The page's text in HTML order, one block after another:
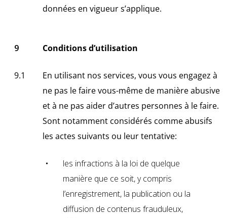
données en vigueur s’applique.
Conditions d’utilisation
En utilisant nos services, vous vous engagez à
ne pas le faire vous-même de manière abusive
et à ne pas aider d’autres personnes à le faire.
Sont notamment considérés comme abusifs
les actes suivants ou leur tentative:
les infractions à la loi de quelque
manière que ce soit, y compris
l’enregistrement, la publication ou la
diffusion de contenus frauduleux,